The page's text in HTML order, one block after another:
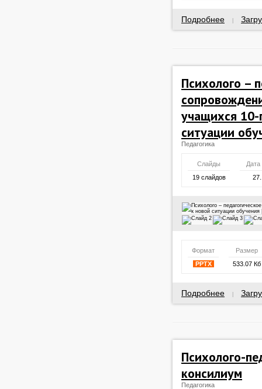
Подробнее
Психолого –
учащихся 10-
ситуации
Педагогика
Слайды
Дата
19 слайдов
Формат
Размер
PPTX
533.07 Кб
Подробнее
Психолого-
консилиум
Педагогика